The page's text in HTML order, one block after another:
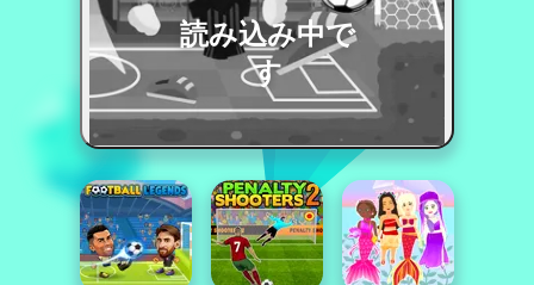
読み込み中で
す